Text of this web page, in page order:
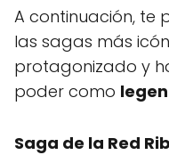
A continuación, te
las sagas más
protagonizado y
poder como
Saga de la Red